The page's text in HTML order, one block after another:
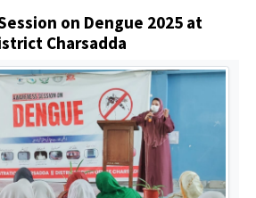
on Dengue 2025 at
Charsadda